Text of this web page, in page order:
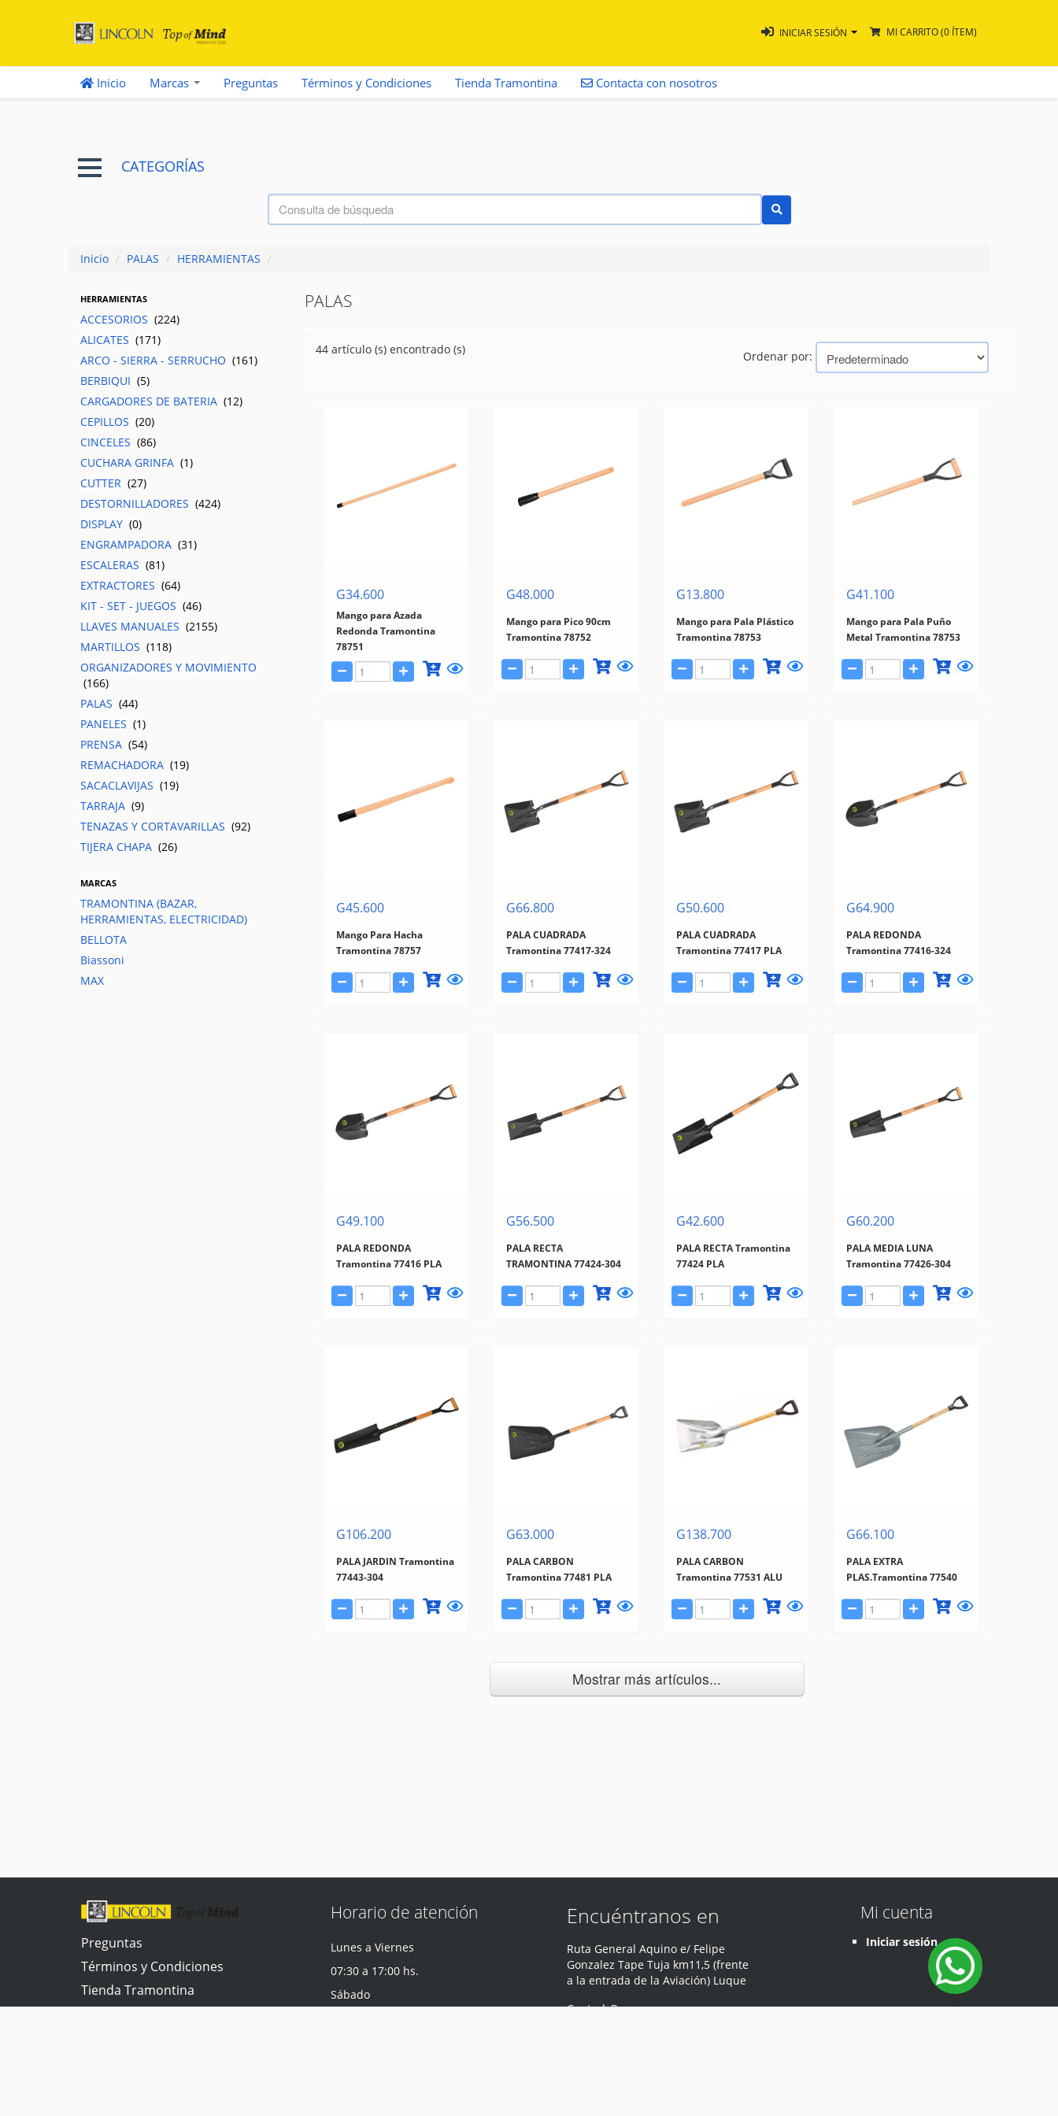
INICIAR SESIÓN MI CARRITO(0 ÍTEM)
Inicio Marcas Preguntas Términos y Condiciones Tienda Tramontina Contacta con nosotros
CATEGORÍAS
Inicio / PALAS / HERRAMIENTAS /
HERRAMIENTAS
ACCESORIOS (224)
ALICATES (171)
ARCO - SIERRA - SERRUCHO (161)
BERBIQUI (5)
CARGADORES DE BATERIA (12)
CEPILLOS (20)
CINCELES (86)
CUCHARA GRINFA (1)
CUTTER (27)
DESTORNILLADORES (424)
DISPLAY (0)
ENGRAMPADORA (31)
ESCALERAS (81)
EXTRACTORES (64)
KIT - SET - JUEGOS (46)
LLAVES MANUALES (2155)
MARTILLOS (118)
ORGANIZADORES Y MOVIMIENTO
(166)
PALAS (44)
PANELES (1)
PRENSA (54)
REMACHADORA (19)
SACACLAVIJAS (19)
TARRAJA (9)
TENAZAS Y CORTAVARILLAS (92)
TIJERA CHAPA (26)
MARCAS
TRAMONTINA (BAZAR,
HERRAMIENTAS, ELECTRICIDAD)
BELLOTA
Biassoni
MAX
PALAS
44 artículo (s) encontrado (s) Ordenar por:
G34.600
Mango para Azada
Redonda Tramontina
78751
G48.000
Mango para Pico 90cm
Tramontina 78752
G13.800
Mango para Pala Plástico
Tramontina 78753
G41.100
Mango para Pala Puño
Metal Tramontina 78753
G45.600
Mango Para Hacha
Tramontina 78757
G66.800
PALA CUADRADA
Tramontina 77417-324
G50.600
PALA CUADRADA
Tramontina 77417 PLA
G64.900
PALA REDONDA
Tramontina 77416-324
G49.100
PALA REDONDA
Tramontina 77416 PLA
G56.500
PALA RECTA
TRAMONTINA 77424-304
G42.600
PALA RECTA Tramontina
77424 PLA
G60.200
PALA MEDIA LUNA
Tramontina 77426-304
G106.200
PALA JARDIN Tramontina
77443-304
G63.000
PALA CARBON
Tramontina 77481 PLA
G138.700
PALA CARBON
Tramontina 77531 ALU
G66.100
PALA EXTRA
PLAS.Tramontina 77540
Mostrar más artículos...
Preguntas
Términos y Condiciones
Tienda Tramontina
Horario de atención
Lunes a Viernes
07:30 a 17:00 hs.
Sábado
Encuéntranos en
Ruta General Aquino e/ Felipe
Gonzalez Tape Tuja km11,5 (frente
a la entrada de la Aviación) Luque
Central,Paraguay
Mi cuenta
Iniciar sesión